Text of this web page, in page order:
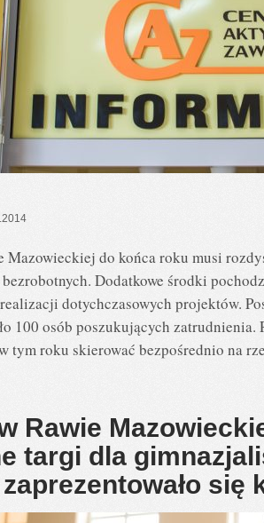
Mazowieckiej do końca roku musi
Dodatkowe środki
dotychczasowych projektów.
100 osób poszukujących zatrudnienia.
tym roku skierować bezpośrednio na
Rawie
targi dla
się